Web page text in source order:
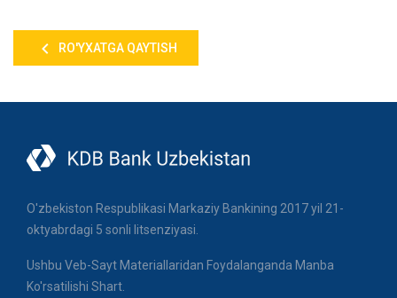
RO'YXATGA QAYTISH
O'zbekiston Respublikasi Markaziy Bankining 2017 yil 21-
oktyabrdagi 5 sonli litsenziyasi.
Ushbu Veb-Sayt Materiallaridan Foydalanganda Manba
Ko'rsatilishi Shart.